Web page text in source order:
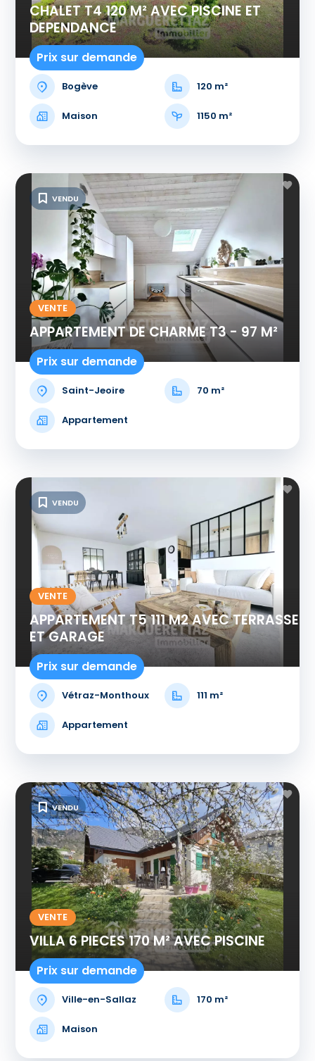
CHALET T4 120 M² AVEC PISCINE ET
DEPENDANCE
Prix sur demande
Bogève 120 m²
Maison 1150 m²
VENTE
APPARTEMENT DE CHARME T3 - 97 M²
Prix sur demande
Saint-Jeoire 70 m²
Appartement
VENDU
VENTE
APPARTEMENT T5 111 M2 AVEC TERRASSE
ET GARAGE
Prix sur demande
Vétraz-Monthoux 111 m²
Appartement
VENDU
VENTE
VILLA 6 PIECES 170 M² AVEC PISCINE
Prix sur demande
Ville-en-Sallaz 170 m²
Maison
VENDU